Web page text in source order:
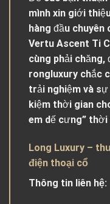
mình xin giới
hàng đầu
Vertu Ascent Ti
cùng phải chăng,
rongluxury chắc
trải nghiệm và
kiệm thời gian
em dế cưng”
Long Luxury –
điện thoại cổ
Thông tin liên hệ: